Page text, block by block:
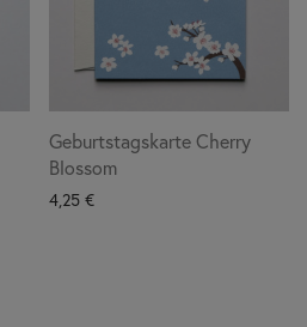
Geburtstagskarte Cherry
Blossom
4,25 €